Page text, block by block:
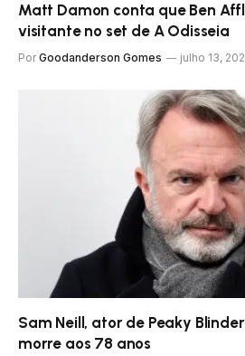
Matt Damon conta que Ben
visitante no set de A Odisseia
Por Goodanderson Gomes julho 13,
Sam Neill, ator de Peaky
morre aos 78 anos